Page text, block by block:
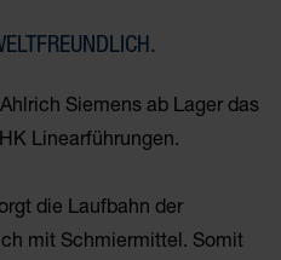
Siemens ab Lager das
Linearführungen.
die Laufbahn der
mit Schmiermittel. Somit